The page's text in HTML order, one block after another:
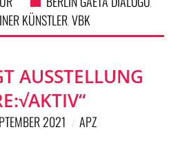
KÜNSTLER,VBK
AUSSTELLUNG
2021 APZ